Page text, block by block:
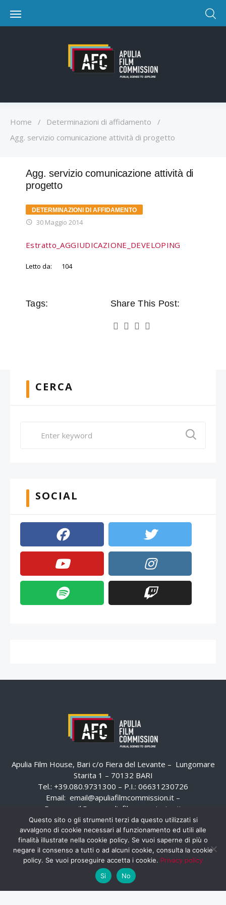
Home / Determinazioni di affidamento
/
Agg. servizio comunicazione attività di progetto
Agg. servizio comunicazione attività di
progetto
DETERMINAZIONI DI AFFIDAMENTO
30 Maggio 2014
Estratto_AGGIUDICAZIONE_DEVELOPING
Letto da: 104
Tags: Share This Post:
CERCA
SOCIAL
Apulia Film House, Bari c/o Fiera del Levante – Lungomare
Starita 1 – 70132 BARI
Tel.: +39.080.9731300 – P.I.: 06631230726
Email: email@apuliafilmcommission.it –
Pec:
email@pec.apuliafilmcommission.it
Questo sito o gli strumenti terzi da questo utilizzati si
avvalgono di cookie necessari al funzionamento ed utili alle
finalità illustrate nella cookie policy. Se vuoi saperne di più o
negare il consenso a tutti o ad alcuni cookie, consulta la cookie
policy. Se vuoi proseguire accetta i cookie. Privacy policy
Si
No